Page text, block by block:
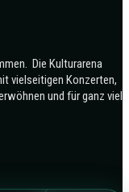
Die Kulturarena
vielseitigen Konzerten,
und für ganz viel